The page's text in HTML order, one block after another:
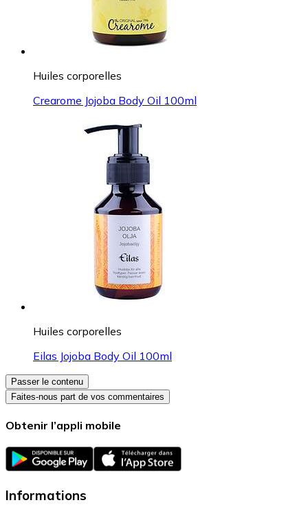
Huiles corporelles
Crearome Jojoba Body Oil 100ml
Huiles corporelles
Eilas Jojoba Body Oil 100ml
Passer le contenu
Faites-nous part de vos commentaires
Obtenir l’appli mobile
Informations